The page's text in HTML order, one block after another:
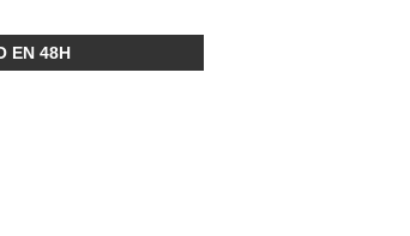
EN 48H